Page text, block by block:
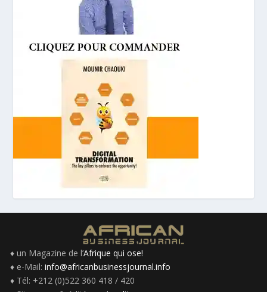
♦ un Magazine de l’Afrique qui ose!
♦ e-Mail: info@africanbusinessjournal.info
♦ Tél: +212 (0)522 360 418 / 420